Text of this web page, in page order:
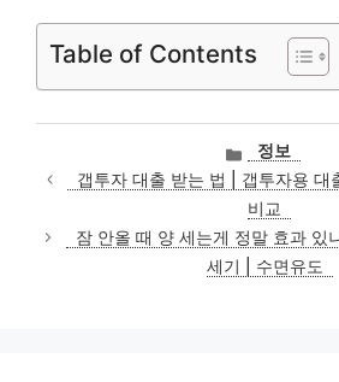
Table of Contents
카
테
고
리
정보
갭투자 대출 받는 법 | 갭투자용 대
비교
잠 안올 때 양 세는게 정말 효과 있
세기 | 수면유도